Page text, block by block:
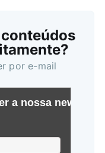
por e-mail